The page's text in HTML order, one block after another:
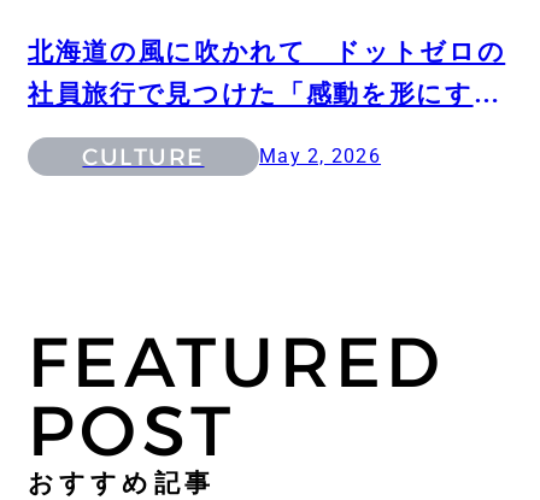
北海道の風に吹かれて ドットゼロの
社員旅行で見つけた「感動を形にす
る」ためのヒント
CULTURE May 2, 2026
FEATURED
POST
おすすめ記事